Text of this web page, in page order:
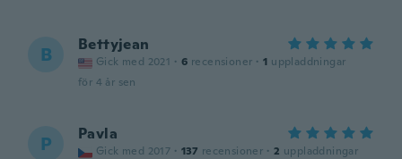
B Bettyjean
Gick med 2021 · 6 recensioner · 1 uppladdningar
för 4 år sen
P Pavla
Gick med 2017 · 137 recensioner · 2 uppladdningar